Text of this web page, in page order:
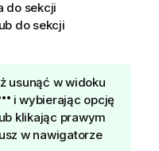
do sekcji
do sekcji
usunąć w widoku
i wybierając opcję
klikając prawym
w nawigatorze